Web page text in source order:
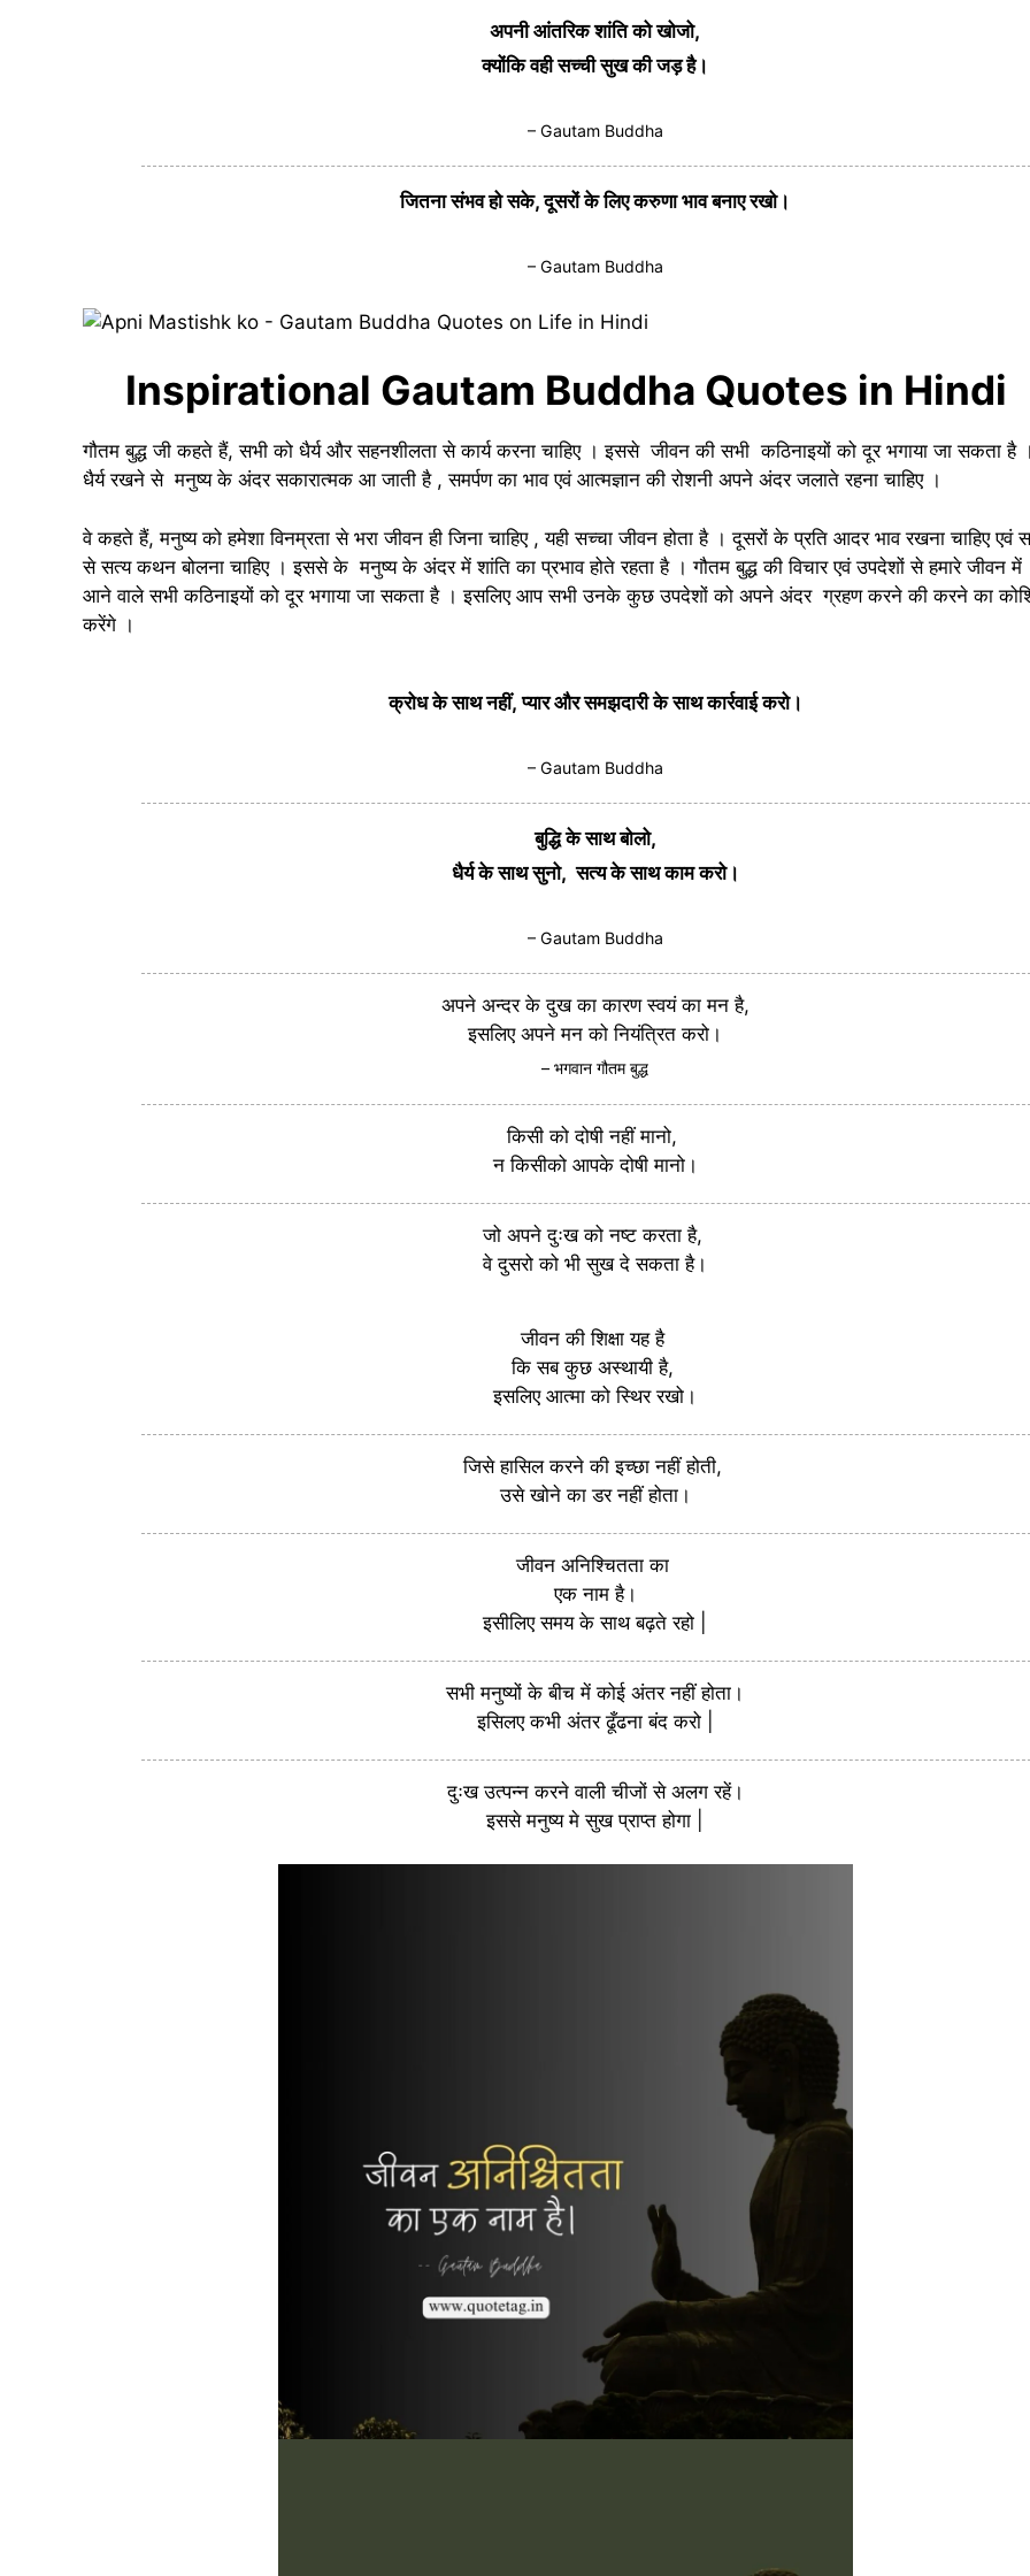
अपनी आंतरिक शांति को खोजो,
क्योंकि वही सच्ची सुख की जड़ है।
– Gautam Buddha
जितना संभव हो सके, दूसरों के लिए करुणा भाव बनाए रखो।
– Gautam Buddha
Inspirational Gautam Buddha Quotes in Hindi
गौतम बुद्ध जी कहते हैं, सभी को धैर्य और सहनशीलता से कार्य करना चाहिए । इससे जीवन की सभी कठिनाइयों को दूर भगाया जा सकता है ।
धैर्य रखने से मनुष्य के अंदर सकारात्मक आ जाती है , समर्पण का भाव एवं आत्मज्ञान की रोशनी अपने अंदर जलाते रहना चाहिए ।
वे कहते हैं, मनुष्य को हमेशा विनम्रता से भरा जीवन ही जिना चाहिए , यही सच्चा जीवन होता है । दूसरों के प्रति आदर भाव रखना चाहिए एवं
से सत्य कथन बोलना चाहिए । इससे के मनुष्य के अंदर में शांति का प्रभाव होते रहता है । गौतम बुद्ध की विचार एवं उपदेशों से हमारे जीवन में
आने वाले सभी कठिनाइयों को दूर भगाया जा सकता है । इसलिए आप सभी उनके कुछ उपदेशों को अपने अंदर ग्रहण करने की करने का
करेंगे ।
क्रोध के साथ नहीं, प्यार और समझदारी के साथ कार्रवाई करो।
– Gautam Buddha
बुद्धि के साथ बोलो,
धैर्य के साथ सुनो, सत्य के साथ काम करो।
– Gautam Buddha
अपने अन्दर के दुख का कारण स्वयं का मन है,
इसलिए अपने मन को नियंत्रित करो।
– भगवान गौतम बुद्ध
किसी को दोषी नहीं मानो,
न किसीको आपके दोषी मानो।
जो अपने दुःख को नष्ट करता है,
वे दुसरो को भी सुख दे सकता है।
जीवन की शिक्षा यह है
कि सब कुछ अस्थायी है,
इसलिए आत्मा को स्थिर रखो।
जिसे हासिल करने की इच्छा नहीं होती,
उसे खोने का डर नहीं होता।
जीवन अनिश्चितता का
एक नाम है।
इसीलिए समय के साथ बढ़ते रहो |
सभी मनुष्यों के बीच में कोई अंतर नहीं होता।
इसिलए कभी अंतर ढूँढना बंद करो |
दुःख उत्पन्न करने वाली चीजों से अलग रहें।
इससे मनुष्य मे सुख प्राप्त होगा |